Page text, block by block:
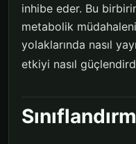
inhibe eder. Bu
metabolik
yolaklarında nasıl
etkiyi nasıl